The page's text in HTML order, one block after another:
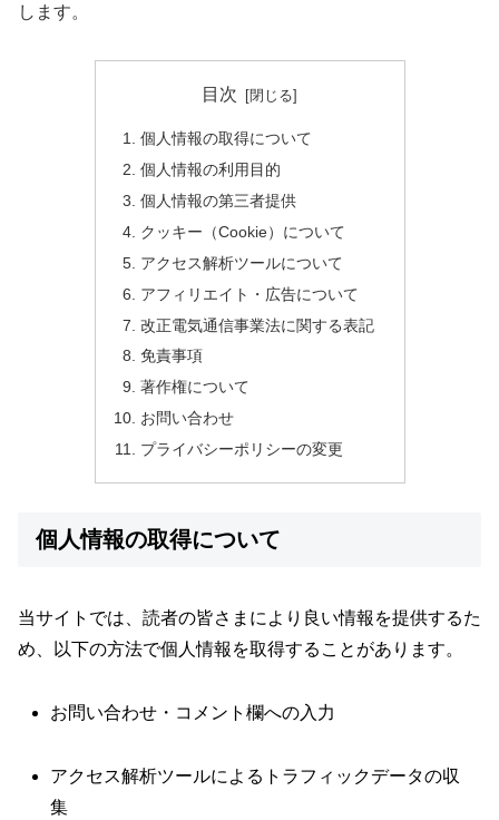
します。
目次
個人情報の取得について
個人情報の利用目的
個人情報の第三者提供
クッキー（Cookie）について
アクセス解析ツールについて
アフィリエイト・広告について
改正電気通信事業法に関する表記
免責事項
著作権について
お問い合わせ
プライバシーポリシーの変更
個人情報の取得について
当サイトでは、読者の皆さまにより良い情報を提供するた
め、以下の方法で個人情報を取得することがあります。
お問い合わせ・コメント欄への入力
アクセス解析ツールによるトラフィックデータの収
集